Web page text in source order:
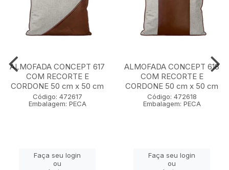
ALMOFADA CONCEPT 617
COM RECORTE E
CORDONE 50 cm x 50 cm
Código: 472617
Embalagem: PECA
Faça seu login
ou
ALMOFADA CONCEPT 618
COM RECORTE E
CORDONE 50 cm x 50 cm
Código: 472618
Embalagem: PECA
Faça seu login
ou